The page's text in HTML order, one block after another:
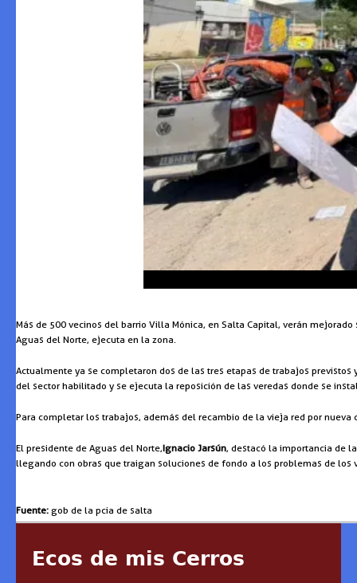
Más de 500 vecinos del barrio Villa Mónica, en Salta Capital, verán
Aguas del Norte, ejecuta en la zona.
Actualmente ya se completaron dos de las tres etapas de trabajos
del sector habilitado y se ejecuta la reposición de las veredas donde se
Para completar los trabajos, además del recambio de la vieja red por
El presidente de Aguas del Norte,Ignacio Jarsún, destacó la importancia de
llegando con obras que traigan soluciones de fondo a los problemas de los
Fuente: gob de la pcia de salta
Ecos de mis Cerros